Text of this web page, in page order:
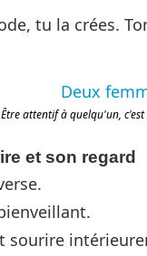
tu la crées.
Être attentif à quelqu'un,
et son regard
sourire